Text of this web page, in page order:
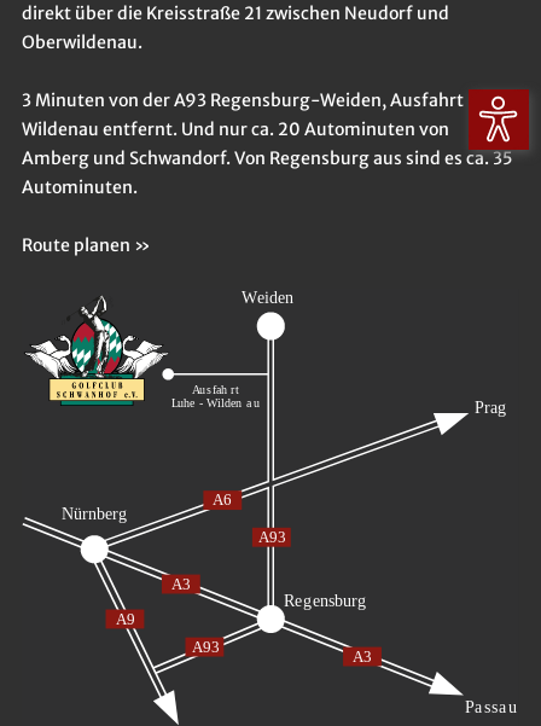
direkt über die Kreisstraße 21 zwischen Neudorf und
Oberwildenau.
3 Minuten von der A93 Regensburg-Weiden, Ausfahrt Luhe-
Wildenau entfernt. Und nur ca. 20 Autominuten von
Amberg und Schwandorf. Von Regensburg aus sind es ca. 35
Autominuten.
Route planen »